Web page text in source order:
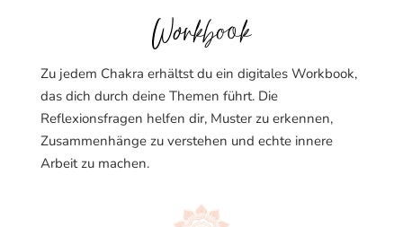
Workbook
Zu jedem Chakra erhältst du ein digitales Workbook,
das dich durch deine Themen führt. Die
Reflexionsfragen helfen dir, Muster zu erkennen,
Zusammenhänge zu verstehen und echte innere
Arbeit zu machen.